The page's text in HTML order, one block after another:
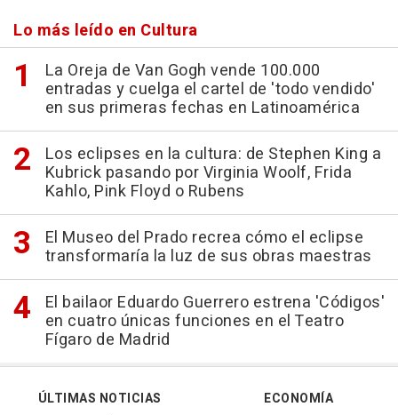
Lo más leído en Cultura
La Oreja de Van Gogh vende 100.000
entradas y cuelga el cartel de 'todo vendido'
en sus primeras fechas en Latinoamérica
Los eclipses en la cultura: de Stephen King a
Kubrick pasando por Virginia Woolf, Frida
Kahlo, Pink Floyd o Rubens
El Museo del Prado recrea cómo el eclipse
transformaría la luz de sus obras maestras
El bailaor Eduardo Guerrero estrena 'Códigos'
en cuatro únicas funciones en el Teatro
Fígaro de Madrid
ÚLTIMAS NOTICIAS
ECONOMÍA